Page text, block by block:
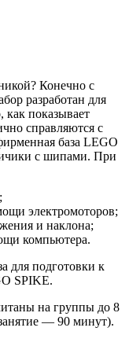
Конечно с
разработан для
как показывает
справляются с
база LEGO
с шипами. При
электромоторов;
и наклона;
компьютера.
для подготовки к
SPIKE.
на группы до 8
— 90 минут).